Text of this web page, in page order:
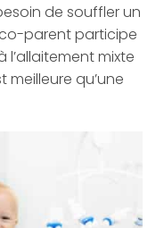
de souffler un
parent participe
l’allaitement mixte
meilleure qu’une